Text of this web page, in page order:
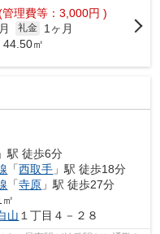
管理費等：3,000円 )
礼金
1ヶ月
44.50㎡
」駅 徒歩6分
「西取手 」駅 徒歩18分
「寺原 」駅 徒歩27分
山 １丁目４－２８